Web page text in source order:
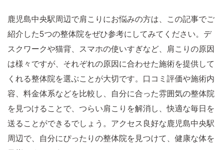
鹿児島中央駅周辺で肩こりにお悩みの方は、この記事でご
紹介した5つの整体院をぜひ参考にしてみてください。デ
スクワークや猫背、スマホの使いすぎなど、肩こりの原因
は様々ですが、それぞれの原因に合わせた施術を提供して
くれる整体院を選ぶことが大切です。口コミ評価や施術内
容、料金体系などを比較し、自分に合った雰囲気の整体院
を見つけることで、つらい肩こりを解消し、快適な毎日を
送ることができるでしょう。アクセス良好な鹿児島中央駅
周辺で、自分にぴったりの整体院を見つけて、健康な体を